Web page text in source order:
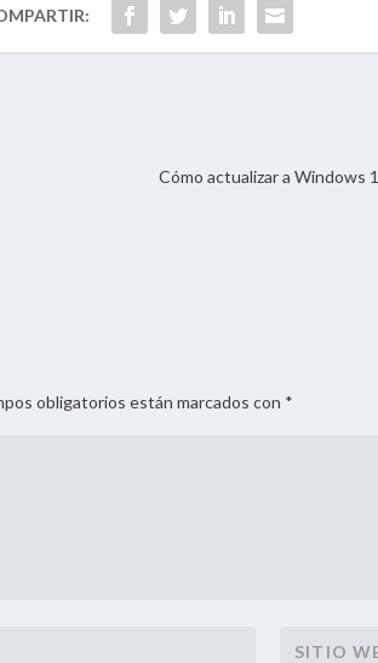
Cómo actualizar a Windows
obligatorios están marcados con *